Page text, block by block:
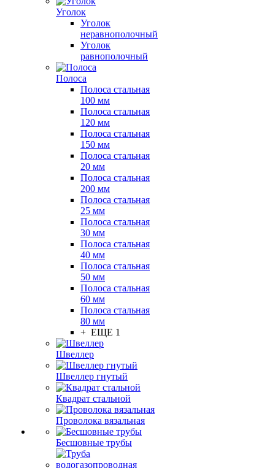
Уголок
Уголок
неравнополочный
Уголок
равнополочный
Полоса
Полоса стальная
100 мм
Полоса стальная
120 мм
Полоса стальная
150 мм
Полоса стальная
20 мм
Полоса стальная
200 мм
Полоса стальная
25 мм
Полоса стальная
30 мм
Полоса стальная
40 мм
Полоса стальная
50 мм
Полоса стальная
60 мм
Полоса стальная
80 мм
+ ЕЩЕ 1
Швеллер
Швеллер гнутый
Квадрат стальной
Проволока вязальная
Бесшовные трубы